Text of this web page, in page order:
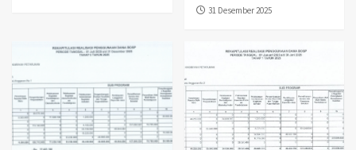
31 Desember 2025